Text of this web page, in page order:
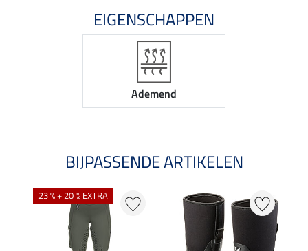
EIGENSCHAPPEN
Ademend
BIJPASSENDE ARTIKELEN
23 % + 20 % EXTRA